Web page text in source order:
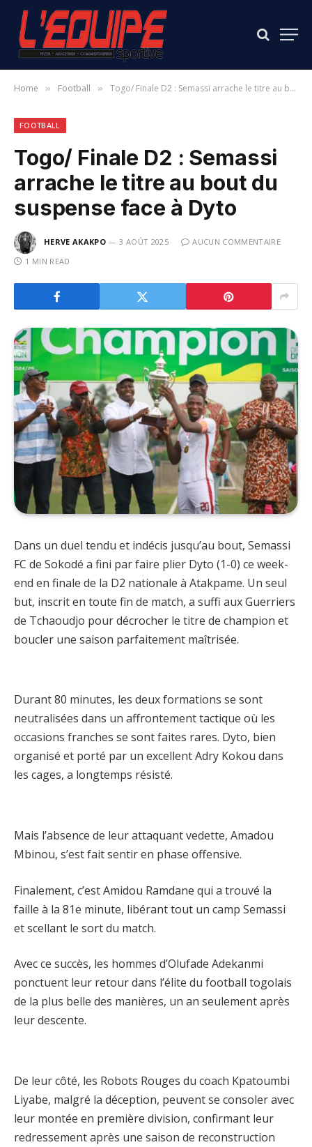
Home » Football » Togo/ Finale D2 : Semassi arrache le titre au bout du suspense face à Dyto
FOOTBALL
Togo/ Finale D2 : Semassi
arrache le titre au bout du
suspense face à Dyto
HERVE AKAKPO 3 AOÛT 2025
AUCUN COMMENTAIRE
1 MIN READ
Dans un duel tendu et indécis jusqu’au bout, Semassi
FC de Sokodé a fini par faire plier Dyto (1-0) ce week-
end en finale de la D2 nationale à Atakpame. Un seul
but, inscrit en toute fin de match, a suffi aux Guerriers
de Tchaoudjo pour décrocher le titre de champion et
boucler une saison parfaitement maîtrisée.
Durant 80 minutes, les deux formations se sont
neutralisées dans un affrontement tactique où les
occasions franches se sont faites rares. Dyto, bien
organisé et porté par un excellent Adry Kokou dans
les cages, a longtemps résisté.
Mais l’absence de leur attaquant vedette, Amadou
Mbinou, s’est fait sentir en phase offensive.
Finalement, c’est Amidou Ramdane qui a trouvé la
faille à la 81e minute, libérant tout un camp Semassi
et scellant le sort du match.
Avec ce succès, les hommes d’Olufade Adekanmi
ponctuent leur retour dans l’élite du football togolais
de la plus belle des manières, un an seulement après
leur descente.
De leur côté, les Robots Rouges du coach Kpatoumbi
Liyabe, malgré la déception, peuvent se consoler avec
leur montée en première division, confirmant leur
redressement après une saison de reconstruction